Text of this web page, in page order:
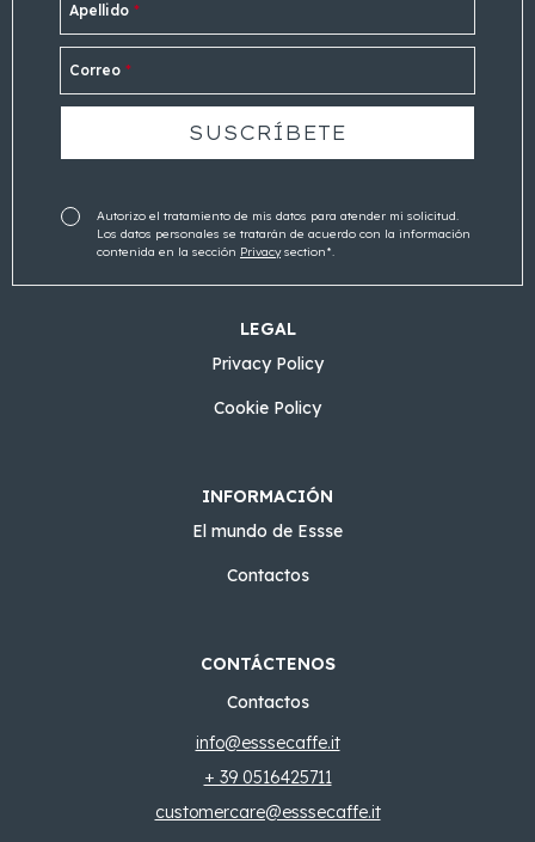
LEGAL
Privacy Policy
Cookie Policy
INFORMACIÓN
El mundo de Essse
Contactos
CONTÁCTENOS
Contactos
info@esssecaffe.it
+ 39 0516425711
customercare@esssecaffe.it
Apellido *
Correo *
Autorizo el tratamiento de mis datos para atender mi solicitud.
Los datos personales se tratarán de acuerdo con la información
contenida en la sección Privacysection*.